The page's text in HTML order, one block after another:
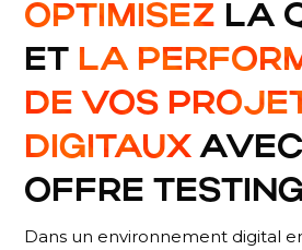
OPTIMISEZ LA
ET LA
DE VOS
DIGITAUX
OFFRE
Dans un environnement digital